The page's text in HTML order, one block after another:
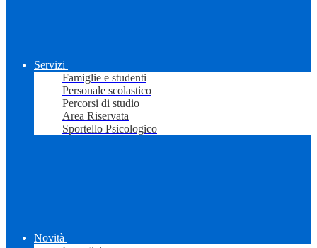
Servizi
Famiglie e studenti
Personale scolastico
Percorsi di studio
Area Riservata
Sportello Psicologico
Novità